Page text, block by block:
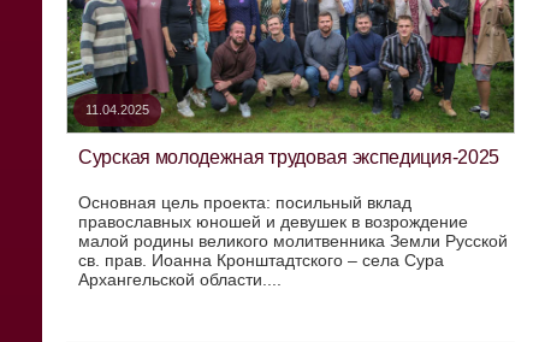
11.04.2025
Сурская молодежная трудовая экспедиция-2025
Основная цель проекта: посильный вклад
православных юношей и девушек в возрождение
малой родины великого молитвенника Земли Русской
св. прав. Иоанна Кронштадтского – села Сура
Архангельской области....